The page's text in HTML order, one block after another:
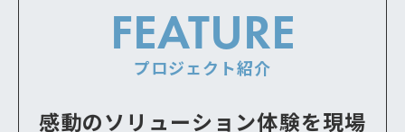
FEATURE
プロジェクト紹介
感動のソリューション体験を現場